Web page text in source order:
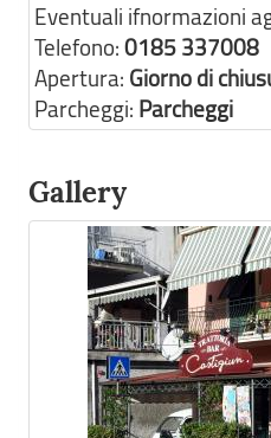
Eventuali ifnormazioni
Telefono:0185 337008
Apertura: Giorno di
Parcheggi: Parcheggi
Gallery